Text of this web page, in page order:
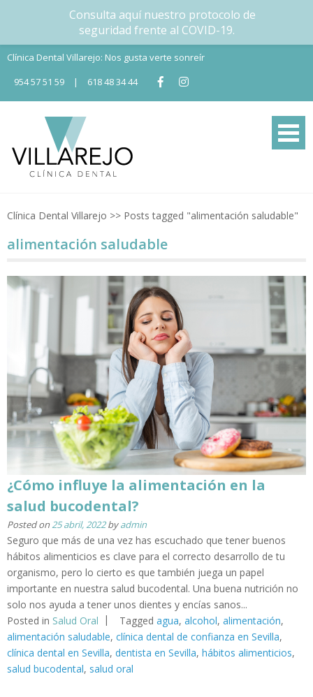
Skip
content
Clínica Dental Villarejo: Nos gusta verte sonreír
954 57 51 59
| 618 48 34 44
Clínica Dental Villarejo >> Posts tagged "alimentación saludable"
alimentación saludable
¿Cómo influye la alimentación en la
salud bucodental?
Posted on25 abril, 2022byadmin
Seguro que más de una vez has escuchado que tener buenos
hábitos alimenticios es clave para el correcto desarrollo de tu
organismo, pero lo cierto es que también juega un papel
importante en nuestra salud bucodental. Una buena nutrición no
solo nos ayuda a tener unos dientes y encías sanos...
Posted in Salud Oral Tagged agua, alcohol, alimentación,
alimentación saludable, clínica dental de confianza en Sevilla,
clínica dental en Sevilla, dentista en Sevilla, hábitos alimenticios,
salud bucodental, salud oral
Consulta aquí nuestro protocolo de
seguridad frente al COVID-19.